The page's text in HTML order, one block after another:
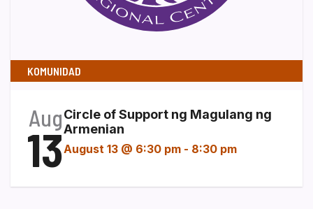
KOMUNIDAD
Aug
13
Circle of Support ng Magulang ng
Armenian
August 13 @ 6:30 pm - 8:30 pm